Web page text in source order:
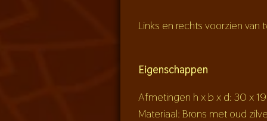
Links en rechts voorzien van
Eigenschappen
Afmetingen h x b x d: 30 x
Materiaal: Brons met oud